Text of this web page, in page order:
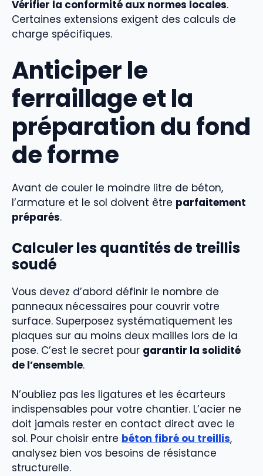
Vérifier la conformité aux normes locales.
Certaines extensions exigent des calculs de
charge spécifiques.
Anticiper le
ferraillage et la
préparation du fond
de forme
Avant de couler le moindre litre de béton,
l’armature et le sol doivent être parfaitement
préparés.
Calculer les quantités de treillis
soudé
Vous devez d’abord définir le nombre de
panneaux nécessaires pour couvrir votre
surface. Superposez systématiquement les
plaques sur au moins deux mailles lors de la
pose. C’est le secret pour garantir la solidité
de l’ensemble.
N’oubliez pas les ligatures et les écarteurs
indispensables pour votre chantier. L’acier ne
doit jamais rester en contact direct avec le
sol. Pour choisir entre béton fibré ou treillis,
analysez bien vos besoins de résistance
structurelle.